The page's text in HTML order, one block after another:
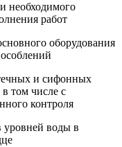
необходимого
работ
оборудования
и сифонных
том числе с
контроля
уровней воды в